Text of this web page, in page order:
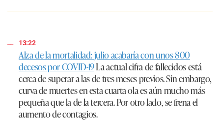
13:22
Alza de la mortalidad: julio acabaría con unos 800
decesos por COVID-19La actual cifra de fallecidos está
cerca de superar a las de tres meses previos. Sin embargo,
curva de muertes en esta cuarta ola es aún mucho más
pequeña que la de la tercera. Por otro lado, se frena el
aumento de contagios.